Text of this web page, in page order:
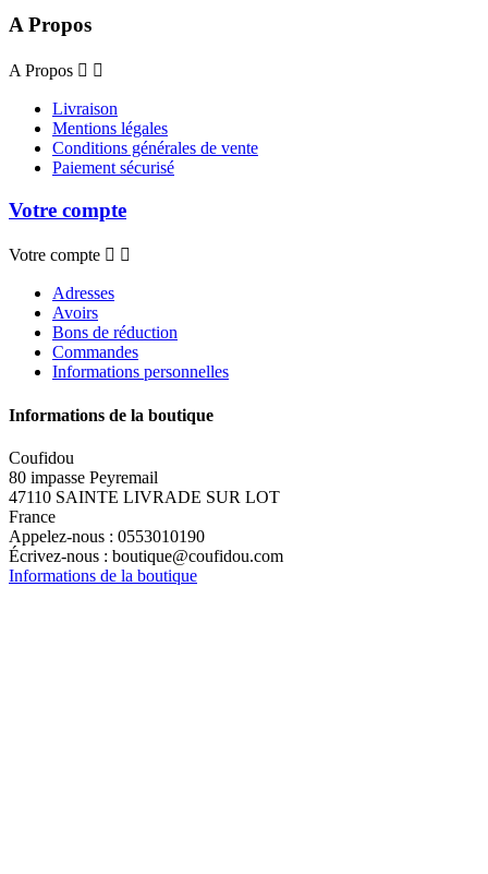
A Propos
A Propos  
Livraison
Mentions légales
Conditions générales de vente
Paiement sécurisé
Votre compte
Votre compte  
Adresses
Avoirs
Bons de réduction
Commandes
Informations personnelles
Informations de la boutique
Coufidou
80 impasse Peyremail
47110 SAINTE LIVRADE SUR LOT
France
Appelez-nous : 0553010190
Écrivez-nous : boutique@coufidou.com
Informations de la boutique